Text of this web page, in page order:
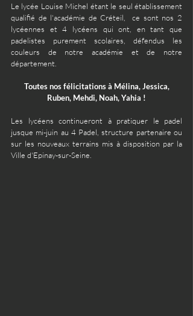
Le lycée Louise Michel étant le seul établissement
qualifié de l'académie de Créteil,  ce sont nos 2
lycéennes et 4 lycéens qui ont, en tant que
padelistes purement scolaires, défendus les
couleurs de notre académie et de notre
département.
Toutes nos félicitations à Mélina, Jessica,
Ruben, Mehdi, Noah, Yahia !
Les lycéens continueront à pratiquer le padel
jusque mi-juin au 4 Padel, structure partenaire ou
sur les nouveaux terrains mis à disposition par la
Ville d'Epinay-sur-Seine.